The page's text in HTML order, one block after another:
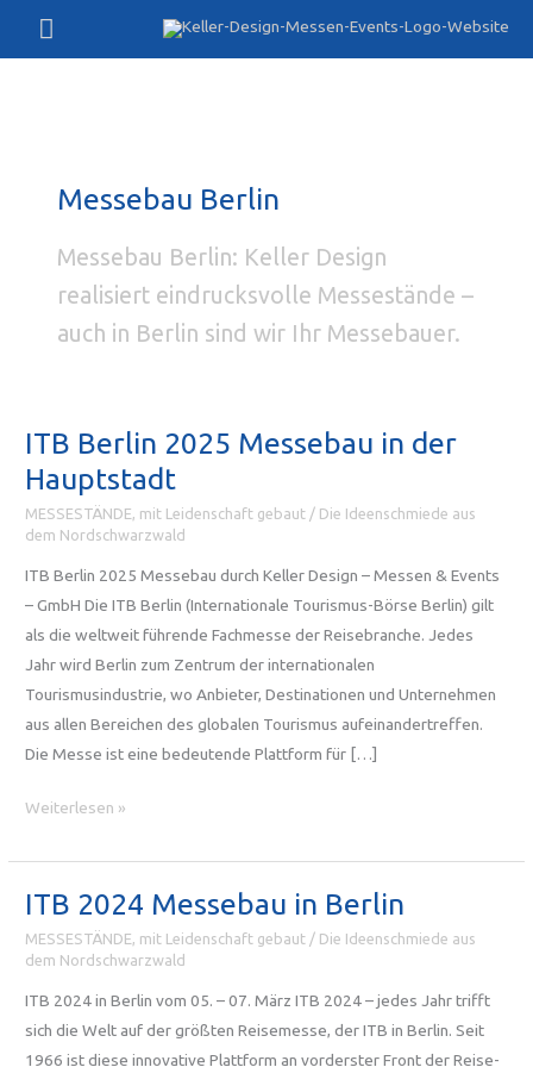
Hauptmenü
Messebau Berlin
Messebau Berlin: Keller Design
realisiert eindrucksvolle Messestände –
auch in Berlin sind wir Ihr Messebauer.
ITB Berlin 2025 Messebau in der
Hauptstadt
MESSESTÄNDE, mit Leidenschaft gebaut / Die Ideenschmiede aus
dem Nordschwarzwald
ITB Berlin 2025 Messebau durch Keller Design – Messen & Events
– GmbH Die ITB Berlin (Internationale Tourismus-Börse Berlin) gilt
als die weltweit führende Fachmesse der Reisebranche. Jedes
Jahr wird Berlin zum Zentrum der internationalen
Tourismusindustrie, wo Anbieter, Destinationen und Unternehmen
aus allen Bereichen des globalen Tourismus aufeinandertreffen.
Die Messe ist eine bedeutende Plattform für […]
ITB
2025
Messebau
der
Weiterlesen »
ITB 2024 Messebau in Berlin
MESSESTÄNDE, mit Leidenschaft gebaut / Die Ideenschmiede aus
dem Nordschwarzwald
ITB 2024 in Berlin vom 05. – 07. März ITB 2024 – jedes Jahr trifft
sich die Welt auf der größten Reisemesse, der ITB in Berlin. Seit
1966 ist diese innovative Plattform an vorderster Front der Reise-